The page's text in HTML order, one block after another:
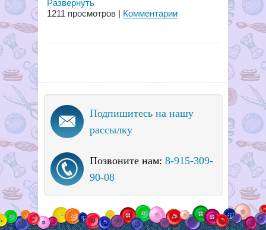
Развернуть
1211 просмотров | Комментарии
Подпишитесь на нашу
рассылку
Позвоните нам: 8-915-309-
90-08